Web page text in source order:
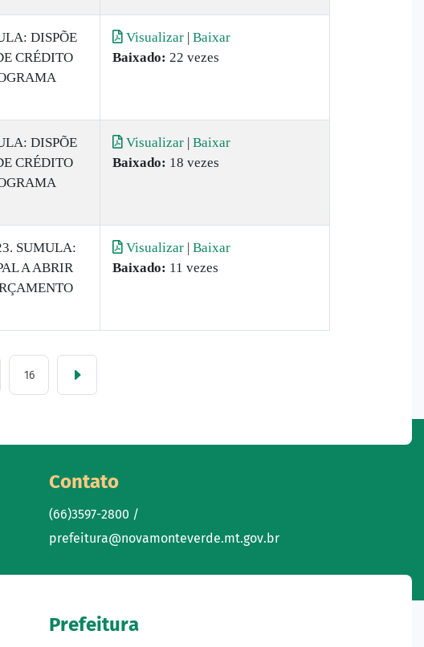
DISPÕE
CRÉDITO
Visualizar | Baixar
Baixado: 22 vezes
DISPÕE
CRÉDITO
Visualizar | Baixar
Baixado: 18 vezes
SUMULA:
A ABRIR
Visualizar | Baixar
Baixado: 11 vezes
16
Contato
(66)3597-2800 /
prefeitura@novamonteverde.mt.gov.br
Prefeitura